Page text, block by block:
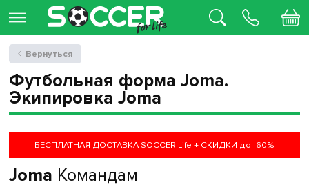
Футбольная форма Joma.
Экипировка Joma
БЕСПЛАТНАЯ ДОСТАВКА SOCCER Life + СКИДКИ до -60%
Joma Командам
Вернуться